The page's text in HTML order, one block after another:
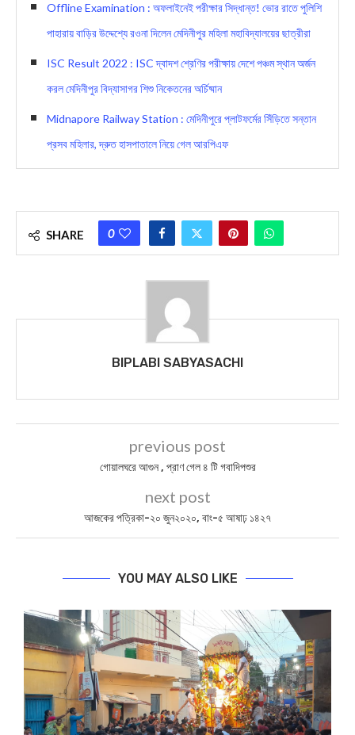
Offline Examination : অফলাইনেই পরীক্ষার সিদ্ধান্ত! ভোর রাতে পুলিশি
পাহারায় বাড়ির উদ্দেশ্যে রওনা দিলেন মেদিনীপুর মহিলা মহাবিদ্যালয়ের ছাত্রীরা
ISC Result 2022 : ISC দ্বাদশ শ্রেণির পরীক্ষায় দেশে পঞ্চম স্থান অর্জন
করল মেদিনীপুর বিদ্যাসাগর শিশু নিকেতনের অর্চিষ্মান
Midnapore Railway Station : মেদিনীপুরে প্লাটফর্মের সিঁড়িতে সন্তান
প্রসব মহিলার, দ্রুত হাসপাতালে নিয়ে গেল আরপিএফ
SHARE 0
BIPLABI SABYASACHI
previous post
গোয়ালঘরে আগুন , প্রাণ গেল ৪ টি গবাদিপশুর
next post
আজকের পত্রিকা-২০ জুন২০২০, বাং-৫ আষাঢ় ১৪২৭
YOU MAY ALSO LIKE